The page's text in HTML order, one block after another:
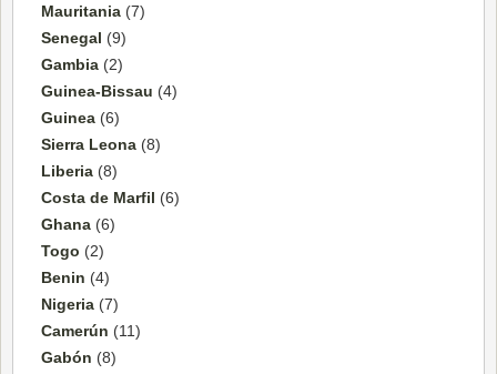
Mauritania (7)
Senegal (9)
Gambia (2)
Guinea-Bissau (4)
Guinea (6)
Sierra Leona (8)
Liberia (8)
Costa de Marfil (6)
Ghana (6)
Togo (2)
Benin (4)
Nigeria (7)
Camerún (11)
Gabón (8)